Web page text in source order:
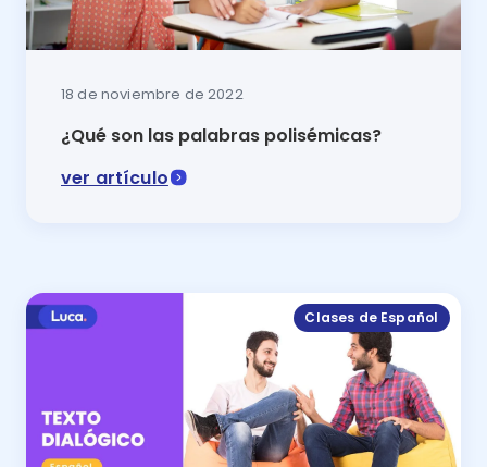
18 de noviembre de 2022
¿Qué son las palabras polisémicas?
ver artículo
Clases de Español